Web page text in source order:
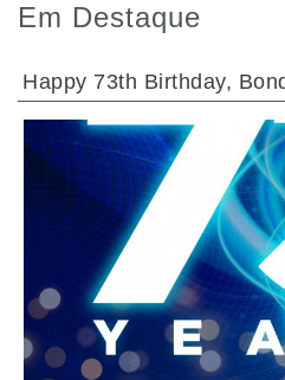
Em Destaque
Happy 73th Birthday,